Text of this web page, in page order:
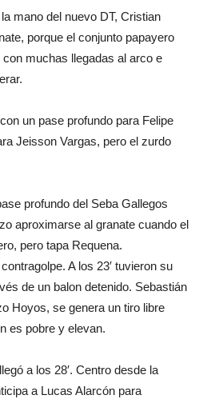
mano del nuevo DT, Cristian
porque el conjunto papayero
muchas llegadas al arco e
un pase profundo para Felipe
Jeisson Vargas, pero el zurdo
profundo del Seba Gallegos
aproximarse al granate cuando el
pero tapa Requena.
A los 23′ tuvieron su
de un balon detenido. Sebastián
Hoyos, se genera un tiro libre
es pobre y elevan.
a los 28′. Centro desde la
a Lucas Alarcón para